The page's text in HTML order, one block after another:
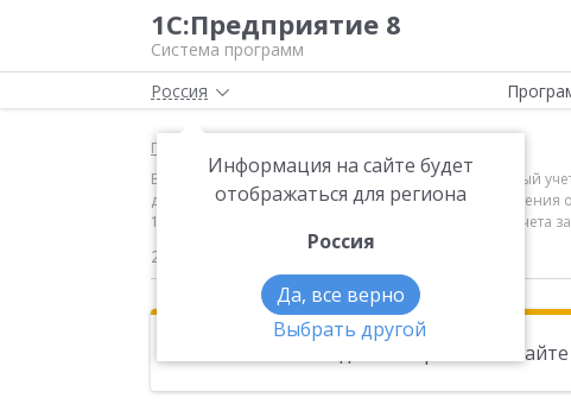
1С:Предприятие 8
Система программ
Россия
Информация на сайте будет
отображаться для региона
Россия
Да, все верно
Выбрать другой
Главная
Версия 2.0.3.185 Новое в версии Регламентированный
добавлены: (10012786) форма статистики № 11 "Сведения
15.06.2016 № 289);Форма применяется начиная с отчета
25.08.2016
Эта новость находится в архиве. Читайте